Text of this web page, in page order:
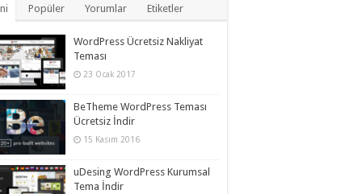
Popüler Yorumlar Etiketler
WordPress Ücretsiz Nakliyat
Teması
23 Ocak 2017
BeTheme WordPress Teması
Ücretsiz İndir
15 Kasım 2016
uDesing WordPress Kurumsal
Tema İndir